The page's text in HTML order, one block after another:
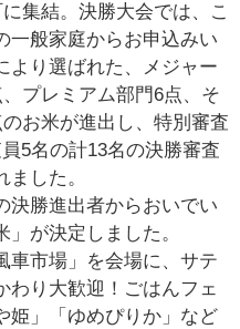
集結。決勝大会では、こ
一般家庭からお申込みい
より選ばれた、メジャー
プレミアム部門6点、そ
お米が進出し、特別審査
5名の計13名の決勝審査
した。
決勝進出者からおいでい
が決定しました。
車市場」を会場に、サテ
わり大歓迎！ごはんフェ
姫」「ゆめぴりか」など